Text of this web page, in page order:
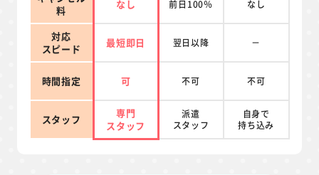
料
なし 前日100％ なし
対応
スピード
最短即日 翌日以降 －
時間指定 可 不可 不可
スタッフ
専門
スタッフ
派遣
スタッフ
自身で
持ち込み